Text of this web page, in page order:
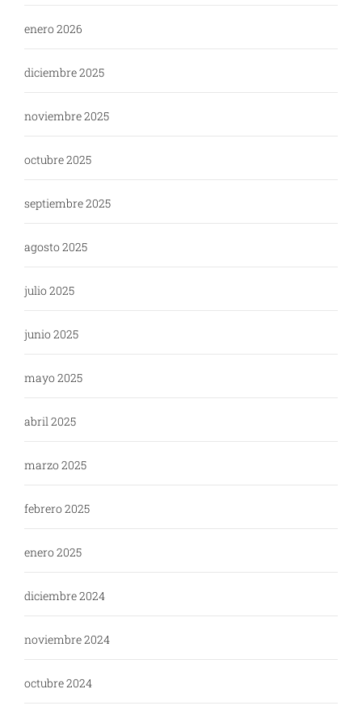
enero 2026
diciembre 2025
noviembre 2025
octubre 2025
septiembre 2025
agosto 2025
julio 2025
junio 2025
mayo 2025
abril 2025
marzo 2025
febrero 2025
enero 2025
diciembre 2024
noviembre 2024
octubre 2024